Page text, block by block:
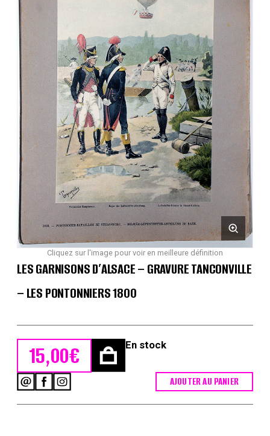
Cliquez sur l'image pour voir en meilleure définition
LES GARNISONS D’ALSACE – GRAVURE TANCONVILLE
– LES PONTONNIERS 1800
15,00€ En stock
AJOUTER AU PANIER